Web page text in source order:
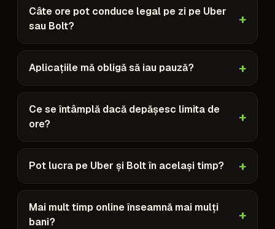
Câte ore pot conduce legal pe zi pe Uber
sau Bolt?
Aplicațiile mă obligă să iau pauză?
Ce se întâmplă dacă depășesc limita de
ore?
Pot lucra pe Uber și Bolt în același timp?
Mai mult timp online înseamnă mai mulți
bani?